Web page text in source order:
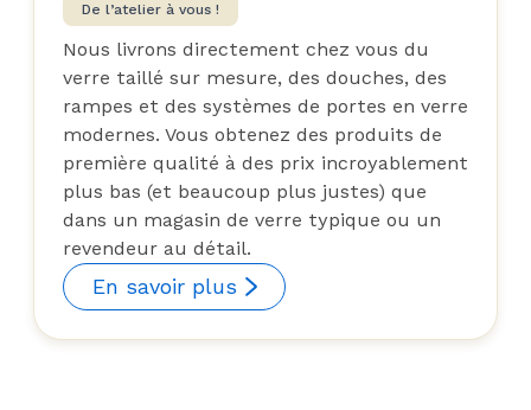
De l’atelier à vous !
Nous livrons directement chez vous du
verre taillé sur mesure, des douches, des
rampes et des systèmes de portes en verre
modernes. Vous obtenez des produits de
première qualité à des prix incroyablement
plus bas (et beaucoup plus justes) que
dans un magasin de verre typique ou un
revendeur au détail.
En savoir plus